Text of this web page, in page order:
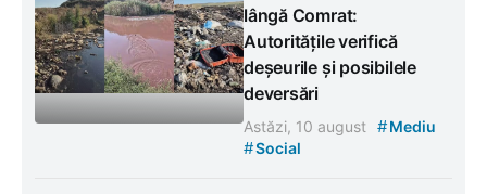
lângă Comrat:
Autoritățile verifică
deșeurile și posibilele
deversări
Astăzi, 10 august #Mediu
#Social